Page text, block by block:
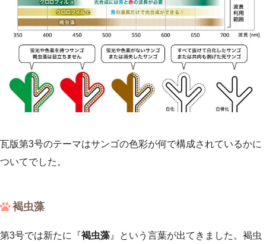
瓦版第3号のテーマはサンゴの色彩が何で構成されているかに
ついてでした。
褐虫藻
第3号では新たに『褐虫藻 』という言葉が出てきました。褐虫